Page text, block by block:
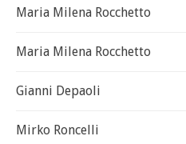
Maria Milena Rocchetto
Maria Milena Rocchetto
Gianni Depaoli
Mirko Roncelli